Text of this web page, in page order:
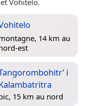
Vohitelo.
14 km au
est
i
15 km au nord